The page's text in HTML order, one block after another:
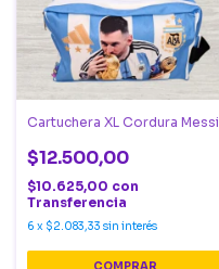
Cartuchera XL Cordura Messi
$12.500,00
$10.625,00 con
Transferencia
6 x $2.083,33 sin interés